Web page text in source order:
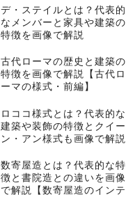
デ・ステイルとは？代表的
なメンバーと家具や建築の
特徴を画像で解説
古代ローマの歴史と建築の
特徴を画像で解説【古代ロ
ーマの様式・前編】
ロココ様式とは？代表的な
建築や装飾の特徴とクイー
ン・アン様式も画像で解説
数寄屋造とは？代表的な特
徴と書院造との違いを画像
で解説【数寄屋造のインテ